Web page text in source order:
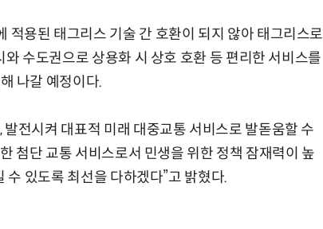
용된 태그리스 기술 간 호환이 되지 않아 태그리스로
수도권으로 상용화 시 상호 호환 등 편리한 서비스를
나갈 예정이다.
전시켜 대표적 미래 대중교통 서비스로 발돋움할 수
첨단 교통 서비스로서 민생을 위한 정책 잠재력이 높
수 있도록 최선을 다하겠다”고 밝혔다.